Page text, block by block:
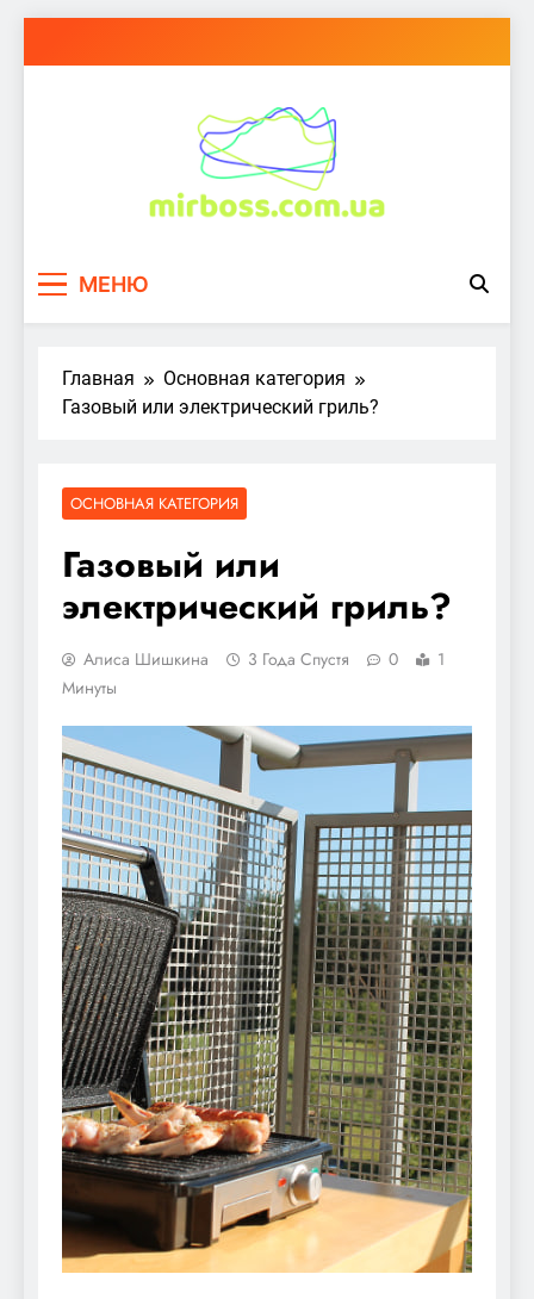
МЕНЮ
Главная
Основная категория
Газовый или электрический гриль?
ОСНОВНАЯ КАТЕГОРИЯ
Газовый или
электрический гриль?
Алиса Шишкина 3 Года Спустя 0
1
Минуты